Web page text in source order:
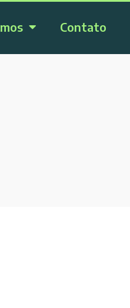
Contato